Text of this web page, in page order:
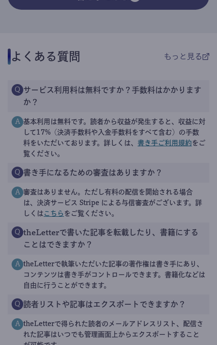
よくある質問 もっと見る
Q サービス利用料は無料ですか？手数料はかかります
か？
A 基本利用は無料です。読者から収益が発生すると、収益に対
して17%（決済手数料や入金手数料をすべて含む）の手数
料をいただいております。詳しくは、 書き手ご利用規約 をご
覧ください。
Q 書き手になるための審査はありますか？
A 審査はありません。ただし有料の配信を開始される場合
は、決済サービス Stripe による与信審査がございます。詳
しくは こちら をご覧ください。
Q theLetterで書いた記事を転載したり、書籍にする
ことはできますか？
A theLetterで執筆いただいた記事の著作権は書き手にあり、
コンテンツは書き手がコントロールできます。書籍化などは
自由に行うことができます。
Q 読者リストや記事はエクスポートできますか？
A theLetterで得られた読者のメールアドレスリスト、配信さ
れた記事はいつでも管理画面上からエクスポートすること